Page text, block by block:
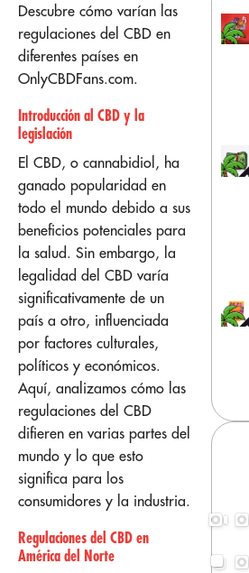
Descubre cómo varían las
regulaciones del CBD en
diferentes países en
OnlyCBDFans.com.
Introducción al CBD y la
legislación
El CBD, o cannabidiol, ha
ganado popularidad en
todo el mundo debido a sus
beneficios potenciales para
la salud. Sin embargo, la
legalidad del CBD varía
significativamente de un
país a otro, influenciada
por factores culturales,
políticos y económicos.
Aquí, analizamos cómo las
regulaciones del CBD
difieren en varias partes del
mundo y lo que esto
significa para los
consumidores y la industria.
Regulaciones del CBD en
América del Norte